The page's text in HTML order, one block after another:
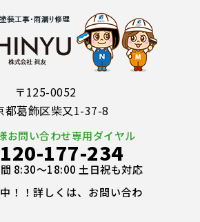
〒125-0052
都葛飾区柴又1-37-8
お問い合わせ専用ダイヤル
177-234
8:30～18:00 土日祝も対応
！！詳しくは、お問い合わ